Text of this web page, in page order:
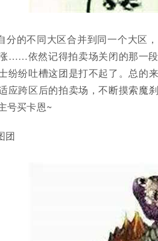
分的不同大区合并到同一个大区
……依然记得拍卖场关闭的那一
纷纷吐槽这团是打不起了。总的
应跨区后的拍卖场，不断摸索魔
号买卡恩~
团